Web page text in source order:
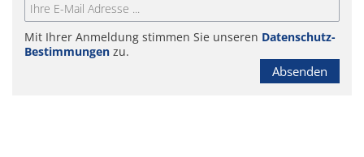
Mit Ihrer Anmeldung stimmen Sie unseren Datenschutz-
Bestimmungen zu.
Absenden